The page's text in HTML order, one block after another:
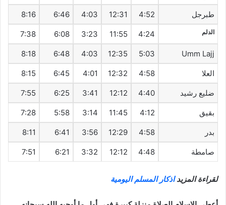
طبرجل 4:52
12:31
4:03
6:46
8:16
الدلم 4:24
11:55
3:23
6:08
7:38
Umm Lajj
5:03
12:35
4:03
6:48
8:18
العلا 4:58
12:32
4:01
6:45
8:15
ضليع رشيد 4:40
12:12
3:41
6:25
7:55
بقيق 4:12
11:45
3:14
5:58
7:28
بدر 4:58
12:29
3:56
6:41
8:11
صامطة 4:48
12:12
3:32
6:21
7:51
لقراءة المزيداذكار المسلم اليومية